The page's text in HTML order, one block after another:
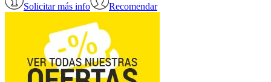
Solicitar más info Recomendar